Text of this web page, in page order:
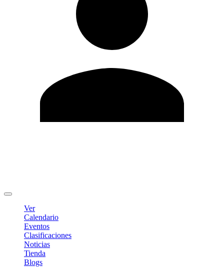
Ver
Calendario
Eventos
Clasificaciones
Noticias
Tienda
Blogs